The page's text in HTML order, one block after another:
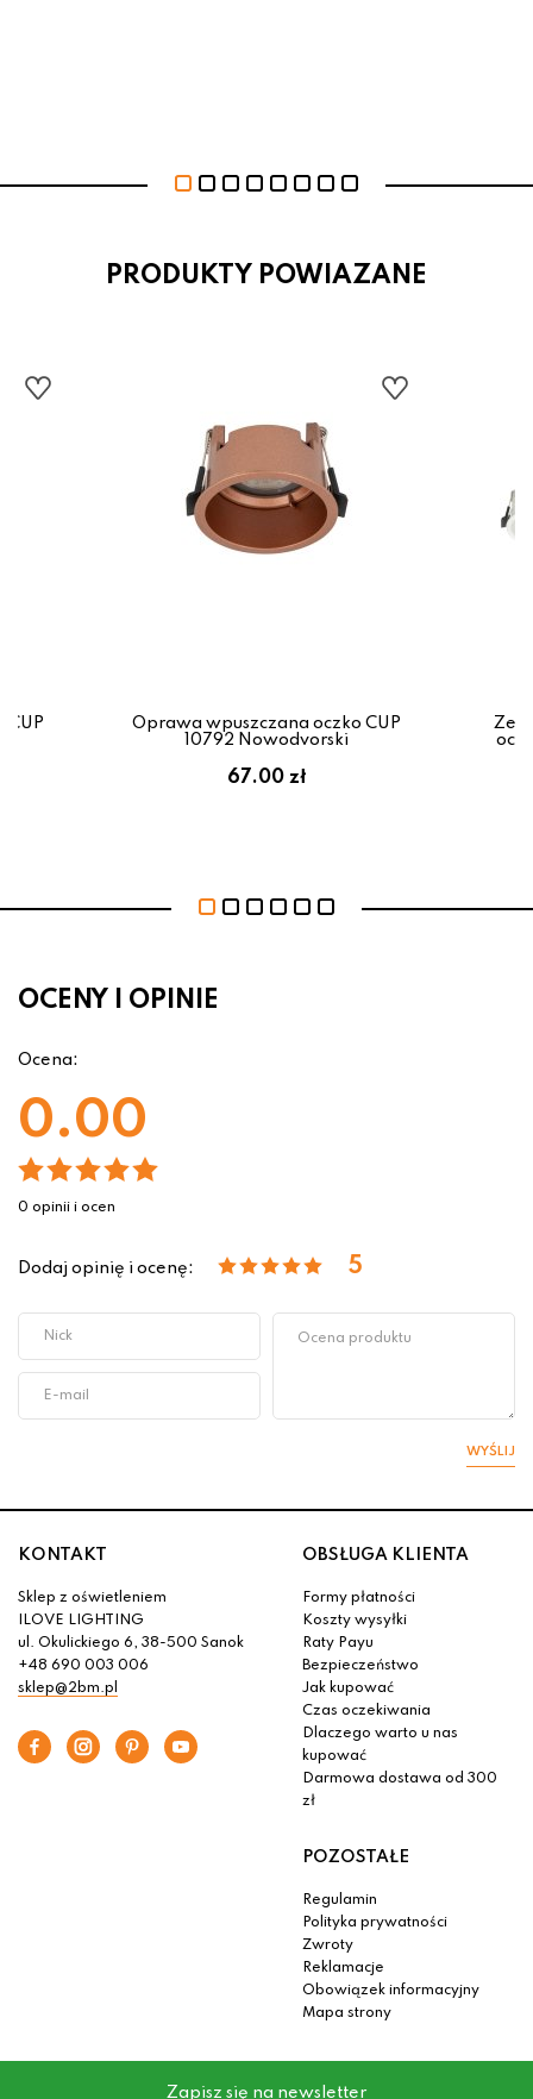
PRODUKTY POWIAZANE
CUP
Oprawa wpuszczana oczko CUP
10792 Nowodvorski
67.00 zł
OCENY I OPINIE
Ocena:
0.00
0 opinii i ocen
Dodaj opinię i ocenę: 5
WYŚLIJ
KONTAKT
Sklep z oświetleniem
ILOVE LIGHTING
ul. Okulickiego 6, 38-500 Sanok
+48 690 003 006
sklep@2bm.pl
OBSŁUGA KLIENTA
Formy płatności
Koszty wysyłki
Raty Payu
Bezpieczeństwo
Jak kupować
Czas oczekiwania
Dlaczego warto u nas
kupować
Darmowa dostawa od 300
zł
POZOSTAŁE
Regulamin
Polityka prywatności
Zwroty
Reklamacje
Obowiązek informacyjny
Mapa strony
Zapisz się na newsletter